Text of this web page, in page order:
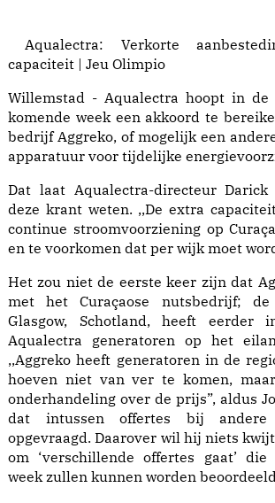
Aqualectra: Verkorte
capaciteit | Jeu Olimpio
Willemstad - Aqualectra hoopt in
komende week een akkoord te
bedrijf Aggreko, of mogelijk een
apparatuur voor tijdelijke
Dat laat Aqualectra-directeur Darick
deze krant weten. ,,De extra
continue stroomvoorziening op
en te voorkomen dat per wijk moet
Het zou niet de eerste keer zijn dat
met het Curaçaose nutsbedrijf;
Glasgow, Schotland, heeft eerder
Aqualectra generatoren op het
,,Aggreko heeft generatoren in de
hoeven niet van ver te komen,
onderhandeling over de prijs”, aldus
dat intussen offertes bij
opgevraagd. Daarover wil hij niets
om ‘verschillende offertes gaat’ die
week zullen kunnen worden